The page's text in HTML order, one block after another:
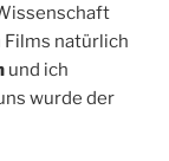
Films natürlich
und ich
wurde der